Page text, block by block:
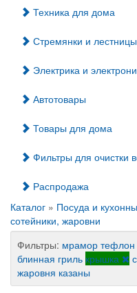
Техника для дома
Стремянки и лестницы
Электрика и
Автотовары
Товары для дома
Фильтры для очистки
Распродажа
Каталог » Посуда и
сотейники, жаровни
Фильтры: мрамор тефлон
блинная гриль крышка
жаровня казаны